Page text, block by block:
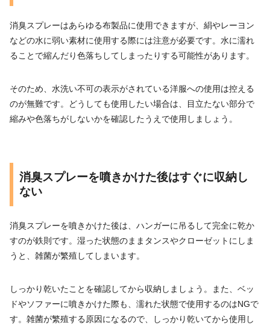
消臭スプレーはあらゆる布製品に使用できますが、絹やレーヨン
などの水に弱い素材に使用する際には注意が必要です。水に濡れ
ることで縮んだり色落ちしてしまったりする可能性があります。
そのため、水洗い不可の表示がされている洋服への使用は控える
のが無難です。どうしても使用したい場合は、目立たない部分で
縮みや色落ちがしないかを確認したうえで使用しましょう。
消臭スプレーを噴きかけた後はすぐに収納し
ない
消臭スプレーを噴きかけた後は、ハンガーに吊るして完全に乾か
すのが鉄則です。湿った状態のままタンスやクローゼットにしま
うと、雑菌が繁殖してしまいます。
しっかり乾いたことを確認してから収納しましょう。また、ベッ
ドやソファーに噴きかけた際も、濡れた状態で使用するのはNGで
す。雑菌が繁殖する原因になるので、しっかり乾いてから使用し